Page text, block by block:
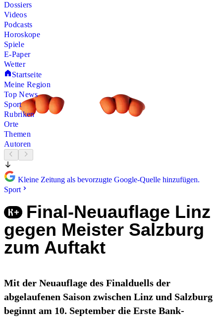
Dossiers
Videos
Podcasts
Horoskope
Spiele
E-Paper
Wetter
Startseite
Meine Region
Top News
Sport
Rubriken
Orte
Themen
Autoren
Kleine Zeitung als bevorzugte Google-Quelle hinzufügen.
Sport
Final-Neuauflage Linz
gegen Meister Salzburg
zum Auftakt
Mit der Neuauflage des Finalduells der
abgelaufenen Saison zwischen Linz und Salzburg
beginnt am 10. September die Erste Bank-